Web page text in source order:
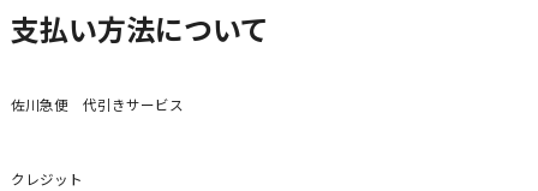
支払い方法について
佐川急便 代引きサービス
クレジット